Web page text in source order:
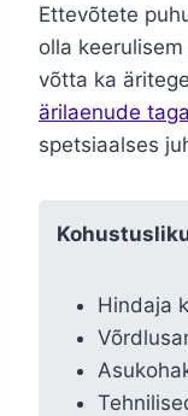
Ettevõtete
olla
võtta ka
ärilaenude
spetsiaalses
Hindaja